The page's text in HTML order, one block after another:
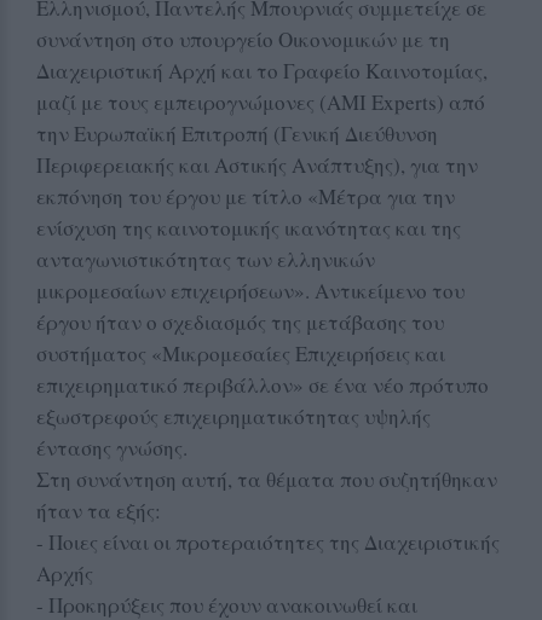
Ελληνισμού, Παντελής Μπουρνιάς συμμετείχε σε
συνάντηση στο υπουργείο Οικονομικών με τη
Διαχειριστική Αρχή και το Γραφείο Καινοτομίας,
μαζί με τους εμπειρογνώμονες (AMI Experts) από
την Ευρωπαϊκή Επιτροπή (Γενική Διεύθυνση
Περιφερειακής και Αστικής Ανάπτυξης), για την
εκπόνηση του έργου με τίτλο «Μέτρα για την
ενίσχυση της καινοτομικής ικανότητας και της
ανταγωνιστικότητας των ελληνικών
μικρομεσαίων επιχειρήσεων». Αντικείμενο του
έργου ήταν ο σχεδιασμός της μετάβασης του
συστήματος «Μικρομεσαίες Επιχειρήσεις και
επιχειρηματικό περιβάλλον» σε ένα νέο πρότυπο
εξωστρεφούς επιχειρηματικότητας υψηλής
έντασης γνώσης.
Στη συνάντηση αυτή, τα θέματα που συζητήθηκαν
ήταν τα εξής:
- Ποιες είναι οι προτεραιότητες της Διαχειριστικής
Αρχής
- Προκηρύξεις που έχουν ανακοινωθεί και